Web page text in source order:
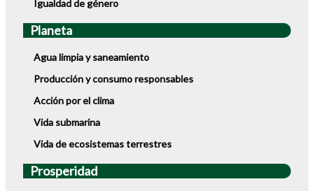
Igualdad de género
Planeta
Agua limpia y saneamiento
Producción y consumo responsables
Acción por el clima
Vida submarina
Vida de ecosistemas terrestres
Prosperidad